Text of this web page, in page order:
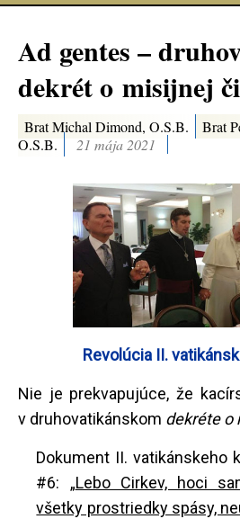
Ad gentes –
dekrét o misijnej
Brat Michal Dimond, O.S.B.
Brat
O.S.B.
21 mája 2021
Revolúcia II.
Nie je prekvapujúce, že
v druhovatikánskom dekréte o
Dokument II. vatikánskeho
#6: „Lebo Cirkev, hoci
všetky prostriedky spásy,